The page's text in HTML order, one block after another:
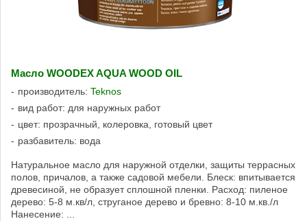
Масло WOODEX AQUA WOOD OIL
производитель: Teknos
вид работ: для наружных работ
цвет: прозрачный, колеровка, готовый цвет
разбавитель: вода
Натуральное масло для наружной отделки, защиты террасных
полов, причалов, а также садовой мебели. Блеск: впитывается
древесиной, не образует сплошной пленки. Расход: пиленое
дерево: 5-8 м.кв/л, струганое дерево и бревно: 8-10 м.кв./л
Нанесение: ...